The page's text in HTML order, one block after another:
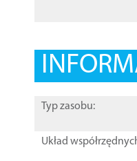
Typ zasobu:
Układ